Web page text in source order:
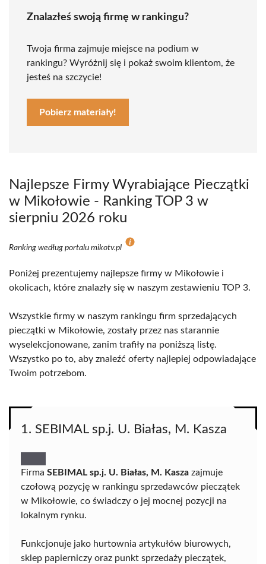
Znalazłeś swoją firmę w rankingu?
Twoja firma zajmuje miejsce na podium w
rankingu? Wyróżnij się i pokaż swoim klientom, że
jesteś na szczycie!
Pobierz materiały!
Najlepsze Firmy Wyrabiające Pieczątki
w Mikołowie - Ranking TOP 3 w
sierpniu 2026 roku
Ranking według portalu mikotv.pl
Poniżej prezentujemy najlepsze firmy w Mikołowie i
okolicach, które znalazły się w naszym zestawieniu TOP 3.
Wszystkie firmy w naszym rankingu firm sprzedających
pieczątki w Mikołowie, zostały przez nas starannie
wyselekcjonowane, zanim trafiły na poniższą listę.
Wszystko po to, aby znaleźć oferty najlepiej odpowiadające
Twoim potrzebom.
1. SEBIMAL sp.j. U. Białas, M. Kasza
Firma SEBIMAL sp.j. U. Białas, M. Kasza zajmuje
czołową pozycję w rankingu sprzedawców pieczątek
w Mikołowie, co świadczy o jej mocnej pozycji na
lokalnym rynku.
Funkcjonuje jako hurtownia artykułów biurowych,
sklep papierniczy oraz punkt sprzedaży pieczątek,